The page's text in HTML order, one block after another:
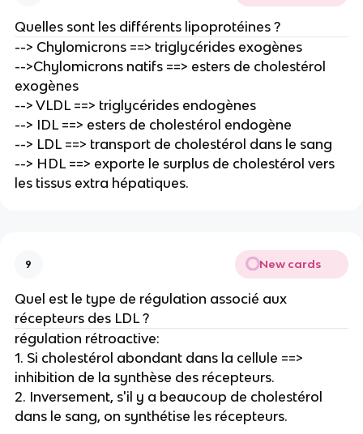
Quelles sont les différents lipoprotéines ?
--> Chylomicrons ==> triglycérides exogènes
-->Chylomicrons natifs ==> esters de cholestérol
exogènes
--> VLDL ==> triglycérides endogènes
--> IDL ==> esters de cholestérol endogène
--> LDL ==> transport de cholestérol dans le sang
--> HDL ==> exporte le surplus de cholestérol vers
les tissus extra hépatiques.
9 New cards
Quel est le type de régulation associé aux
récepteurs des LDL ?
régulation rétroactive:
1. Si cholestérol abondant dans la cellule ==>
inhibition de la synthèse des récepteurs.
2. Inversement, s'il y a beaucoup de cholestérol
dans le sang, on synthétise les récepteurs.